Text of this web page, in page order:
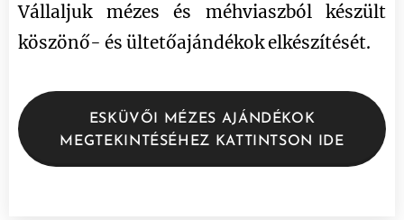
Vállaljuk mézes és méhviaszból készült
köszönő- és ültetőajándékok elkészítését.
ESKÜVŐI MÉZES AJÁNDÉKOK
MEGTEKINTÉSÉHEZ KATTINTSON IDE